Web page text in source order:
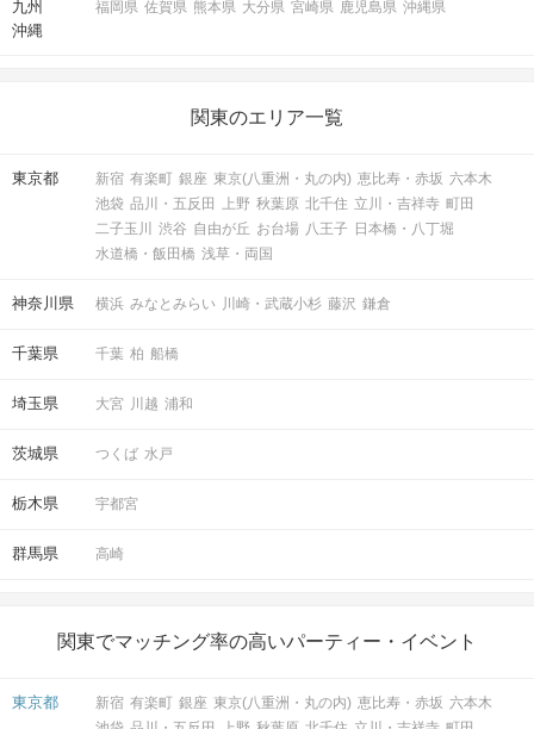
STEP7 結果発表
九州
沖縄
福岡県 佐賀県 熊本県 大分県 宮崎県 鹿児島県 沖縄県
関東のエリア一覧
東京都 新宿 有楽町 銀座 東京(八重洲・丸の内) 恵比寿・赤坂 六本木
池袋 品川・五反田 上野 秋葉原 北千住 立川・吉祥寺 町田
二子玉川
渋谷 自由が丘 お台場 八王子 日本橋・八丁堀
水道橋・飯田橋 浅草・両国
神奈川県 横浜 みなとみらい 川崎・武蔵小杉 藤沢 鎌倉
千葉県 千葉 柏 船橋
埼玉県 大宮 川越 浦和
茨城県 つくば 水戸
栃木県 宇都宮
群馬県 高崎
関東でマッチング率の高いパーティー・イベント
東京都 新宿 有楽町 銀座 東京(八重洲・丸の内) 恵比寿・赤坂 六本木